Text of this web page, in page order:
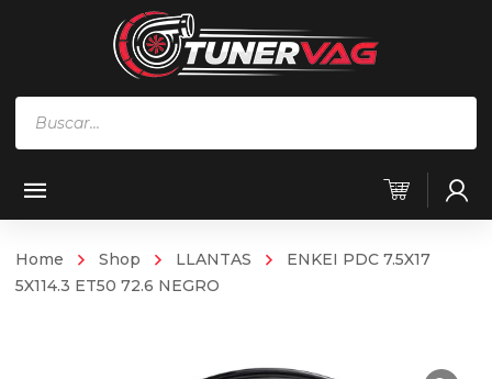
Home Shop LLANTAS
ENKEI PDC 7.5X17
5X114.3 ET50 72.6 NEGRO